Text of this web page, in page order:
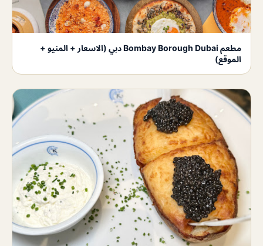
مطعم Bombay Borough Dubai دبي (الاسعار + المنيو +
الموقع)